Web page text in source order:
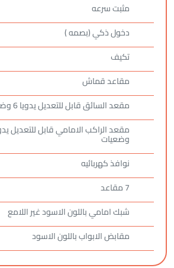
مثبت سرعه
دخول ذكي (بصمه )
تكيف
مقاعد قماش
مقعد السائق قابل للتعديل يدويا 6 وضعيات
وضعيات
نوافذ كهربائيه
شبك امامي باللون الاسود غير اللامع
مقابض الابواب باللون الاسود